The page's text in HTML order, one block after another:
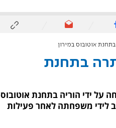
אוטובוס במירון
בתחנת
על ידי הוריה בתחנת אוטובוס
לידי משפחתה לאחר פעילות